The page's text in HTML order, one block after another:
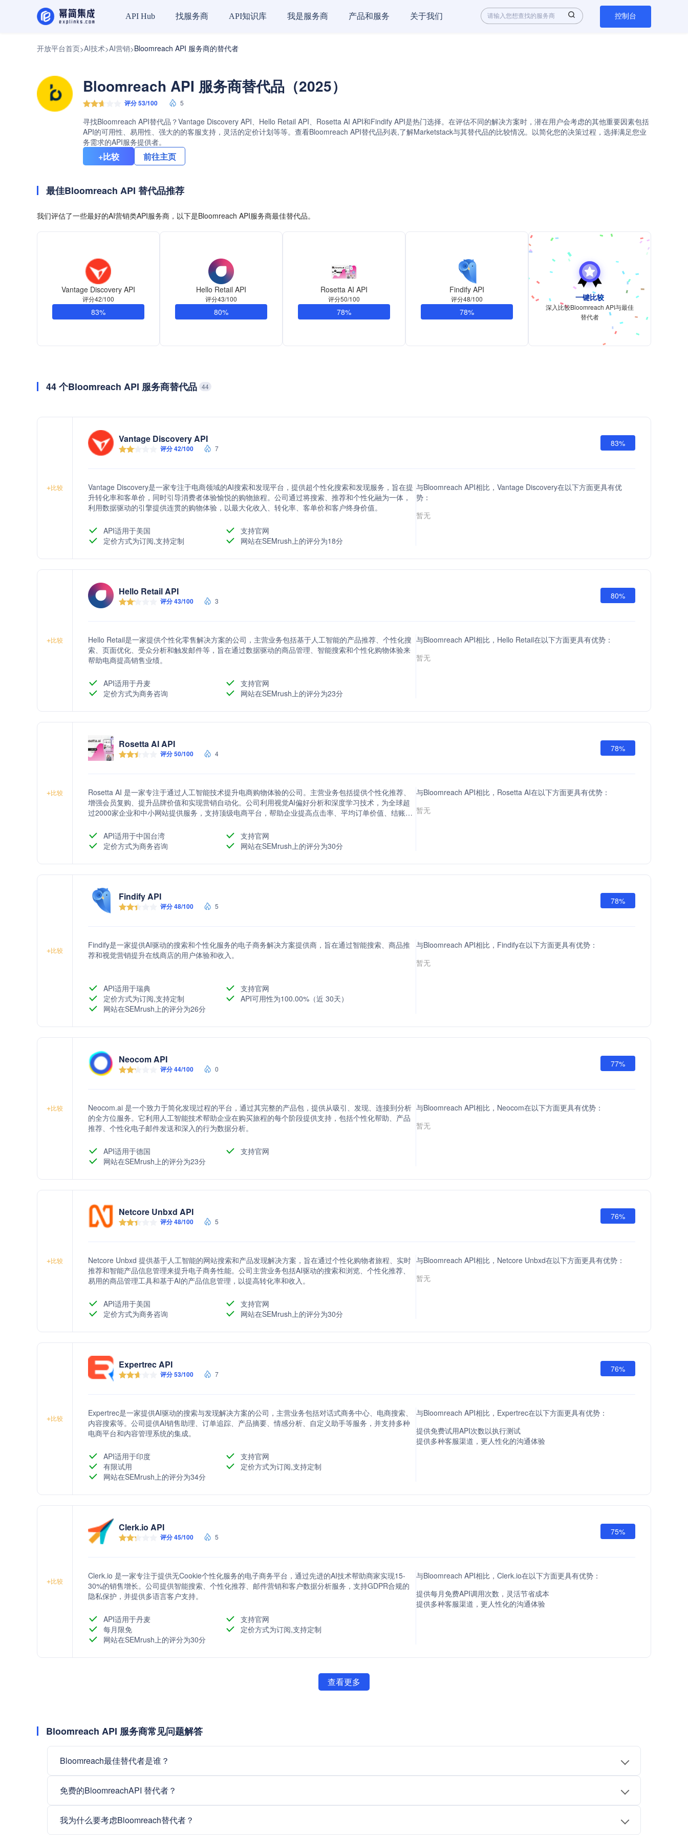
API Hub 找服务商 API知识库 我是服务商 产品和服务 关于我们 控制台
开放平台首页>AI技术>AI营销>Bloomreach API 服务商的替代者
Bloomreach API 服务商替代品（2025）
评分 53/100 5
寻找Bloomreach API替代品？Vantage Discovery API、Hello Retail API、Rosetta AI API和Findify API是热门选择。在评估不同的解决方案时，潜在用户会考虑的其他重要因素包括
API的可用性、易用性、强大的的客服支持，灵活的定价计划等等。查看Bloomreach API替代品列表,了解Marketstack与其替代品的比较情况。以简化您的决策过程，选择满足您业
务需求的API服务提供者。
+比较 前往主页
最佳Bloomreach API 替代品推荐
我们评估了一些最好的AI营销类API服务商，以下是Bloomreach API服务商最佳替代品。
Vantage Discovery API
评分42/100
83%
Hello Retail API
评分43/100
80%
Rosetta AI API
评分50/100
78%
Findify API
评分48/100
78%
一键比较
深入比较Bloomreach API与最佳
替代者
44 个Bloomreach API 服务商替代品 44
+比较
Vantage Discovery API
评分 42/100 7
83%
Vantage Discovery是一家专注于电商领域的AI搜索和发现平台，提供超个性化搜索和发现服务，旨在提
升转化率和客单价，同时引导消费者体验愉悦的购物旅程。公司通过将搜索、推荐和个性化融为一体，
利用数据驱动的引擎提供连贯的购物体验，以最大化收入、转化率、客单价和客户终身价值。
API适用于美国
支持官网
定价方式为订阅,支持定制
网站在SEMrush上的评分为18分
与Bloomreach API相比，Vantage Discovery在以下方面更具有优
势：
暂无
+比较
Hello Retail API
评分 43/100 3
80%
Hello Retail是一家提供个性化零售解决方案的公司，主营业务包括基于人工智能的产品推荐、个性化搜
索、页面优化、受众分析和触发邮件等，旨在通过数据驱动的商品管理、智能搜索和个性化购物体验来
帮助电商提高销售业绩。
API适用于丹麦
支持官网
定价方式为商务咨询
网站在SEMrush上的评分为23分
与Bloomreach API相比，Hello Retail在以下方面更具有优势：
暂无
+比较
Rosetta AI API
评分 50/100 4
78%
Rosetta AI 是一家专注于通过人工智能技术提升电商购物体验的公司。主营业务包括提供个性化推荐、
增强会员复购、提升品牌价值和实现营销自动化。公司利用视觉AI偏好分析和深度学习技术，为全球超
过2000家企业和中小网站提供服务，支持顶级电商平台，帮助企业提高点击率、平均订单价值、结账转
API适用于中国台湾
支持官网
定价方式为商务咨询
网站在SEMrush上的评分为30分
与Bloomreach API相比，Rosetta AI在以下方面更具有优势：
暂无
+比较
Findify API
评分 48/100 5
78%
Findify是一家提供AI驱动的搜索和个性化服务的电子商务解决方案提供商，旨在通过智能搜索、商品推
荐和视觉营销提升在线商店的用户体验和收入。
API适用于瑞典
支持官网
定价方式为订阅,支持定制
API可用性为100.00%（近 30天）
网站在SEMrush上的评分为26分
与Bloomreach API相比，Findify在以下方面更具有优势：
暂无
+比较
Neocom API
评分 44/100 0
77%
Neocom.ai 是一个致力于简化发现过程的平台，通过其完整的产品包，提供从吸引、发现、连接到分析
的全方位服务。它利用人工智能技术帮助企业在购买旅程的每个阶段提供支持，包括个性化帮助、产品
推荐、个性化电子邮件发送和深入的行为数据分析。
API适用于德国
支持官网
网站在SEMrush上的评分为23分
与Bloomreach API相比，Neocom在以下方面更具有优势：
暂无
+比较
Netcore Unbxd API
评分 48/100 5
76%
Netcore Unbxd 提供基于人工智能的网站搜索和产品发现解决方案，旨在通过个性化购物者旅程、实时
推荐和智能产品信息管理来提升电子商务性能。公司主营业务包括AI驱动的搜索和浏览、个性化推荐、
易用的商品管理工具和基于AI的产品信息管理，以提高转化率和收入。
API适用于美国
支持官网
定价方式为商务咨询
网站在SEMrush上的评分为30分
与Bloomreach API相比，Netcore Unbxd在以下方面更具有优势：
暂无
+比较
Expertrec API
评分 53/100 7
76%
Expertrec是一家提供AI驱动的搜索与发现解决方案的公司，主营业务包括对话式商务中心、电商搜索、
内容搜索等。公司提供AI销售助理、订单追踪、产品摘要、情感分析、自定义助手等服务，并支持多种
电商平台和内容管理系统的集成。
API适用于印度
支持官网
有限试用
定价方式为订阅,支持定制
网站在SEMrush上的评分为34分
与Bloomreach API相比，Expertrec在以下方面更具有优势：
提供免费试用API次数以执行测试
提供多种客服渠道，更人性化的沟通体验
+比较
Clerk.io API
评分 45/100 5
75%
Clerk.io 是一家专注于提供无Cookie个性化服务的电子商务平台，通过先进的AI技术帮助商家实现15-
30%的销售增长。公司提供智能搜索、个性化推荐、邮件营销和客户数据分析服务，支持GDPR合规的
隐私保护，并提供多语言客户支持。
API适用于丹麦
支持官网
每月限免
定价方式为订阅,支持定制
网站在SEMrush上的评分为30分
与Bloomreach API相比，Clerk.io在以下方面更具有优势：
提供每月免费API调用次数，灵活节省成本
提供多种客服渠道，更人性化的沟通体验
查看更多
Bloomreach API 服务商常见问题解答
Bloomreach最佳替代者是谁？
免费的BloomreachAPI 替代者？
我为什么要考虑Bloomreach替代者？